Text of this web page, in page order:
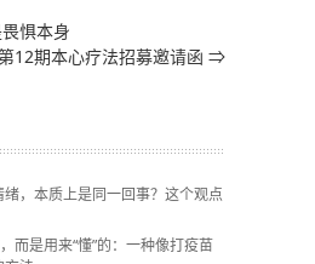
惧本身
12期本心疗法招募邀请函 ⇒
绪，本质上是同一回事？这个观点
而是用来“懂”的：一种像打疫苗